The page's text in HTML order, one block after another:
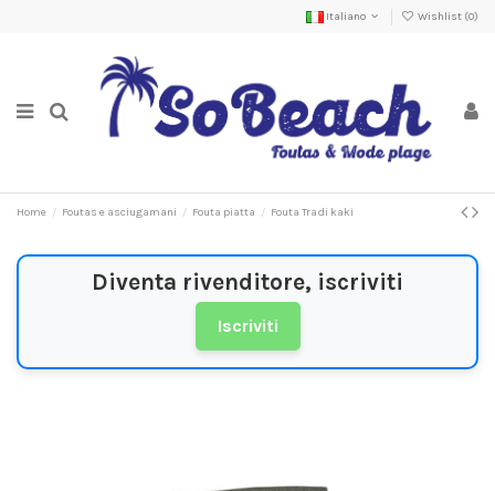
Italiano Wishlist (0)
Home Foutas e asciugamani Fouta piatta Fouta Tradi kaki
Diventa rivenditore, iscriviti
Iscriviti